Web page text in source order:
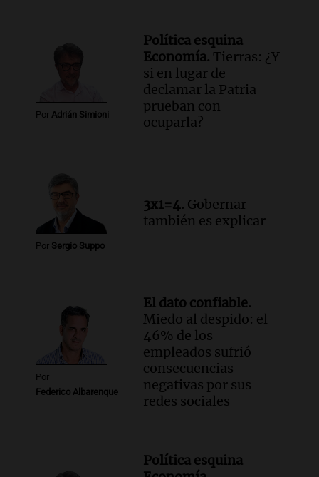
Episodios
Luis Herrera
Actualidad
Episodios
Por Adrián Simioni
Política esquina
Economía. Tierras: ¿Y
si en lugar de
declamar la Patria
prueban con
ocuparla?
Por Sergio Suppo
3x1=4. Gobernar
también es explicar
Por
Federico Albarenque
El dato confiable.
Miedo al despido: el
46% de los
empleados sufrió
consecuencias
negativas por sus
redes sociales
Política esquina